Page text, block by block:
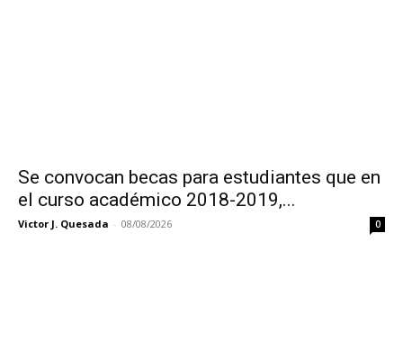
Se convocan becas para estudiantes que en
el curso académico 2018-2019,...
Victor J. Quesada - 08/08/2026 0